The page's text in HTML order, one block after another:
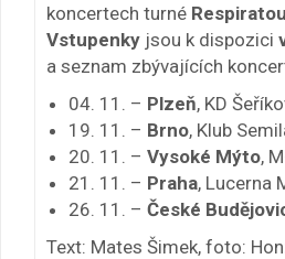
koncertech turné
Vstupenky jsou k dispozici
a seznam zbývajících
04. 11. – Plzeň, KD
19. 11. – Brno, Klub
20. 11. – Vysoké Mýto,
21. 11. – Praha, Lucerna
26. 11. – České
Text: Mates Šimek, foto: